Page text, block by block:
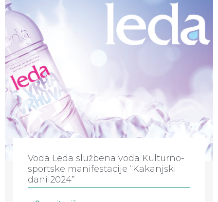
Voda Leda službena voda Kulturno-
sportske manifestacije “Kakanjski
dani 2024”